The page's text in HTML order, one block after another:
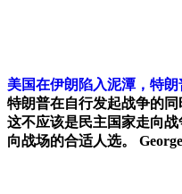
美国在伊朗陷入泥潭，特
特朗普在自行发起战争的同
这不应该是民主国家走向
向战场的合适人选。